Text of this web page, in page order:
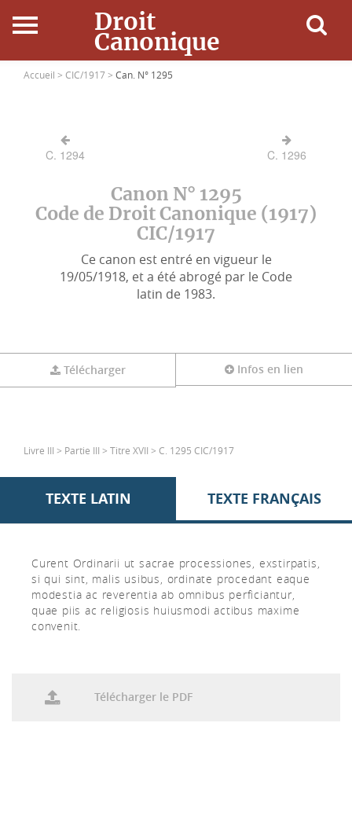
Droit
Canonique
Accueil
Ressources
Accueil > CIC/1917 > Can. N° 1295
C. 1294 C. 1296
Canon N° 1295
Code de Droit Canonique (1917)
CIC/1917
Ce canon est entré en vigueur le
19/05/1918, et a été abrogé par le Code
latin de 1983.
Télécharger Infos en lien
Livre III > Partie III > Titre XVII > C. 1295 CIC/1917
TEXTE LATIN TEXTE FRANÇAIS
Curent Ordinarii ut sacrae processiones, exstirpatis,
si qui sint, malis usibus, ordinate procedant eaque
modestia ac reverentia ab omnibus perficiantur,
quae piis ac religiosis huiusmodi actibus maxime
convenit.
Télécharger le PDF